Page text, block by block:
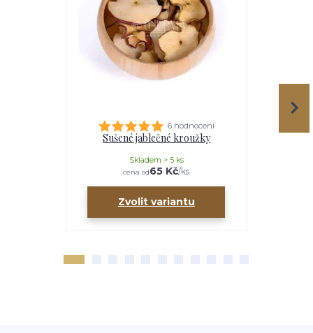
6 hodnocení
Sušené jablečné kroužky
cena od65 Kč/ks
Skladem > 5 ks
Zvolit variantu